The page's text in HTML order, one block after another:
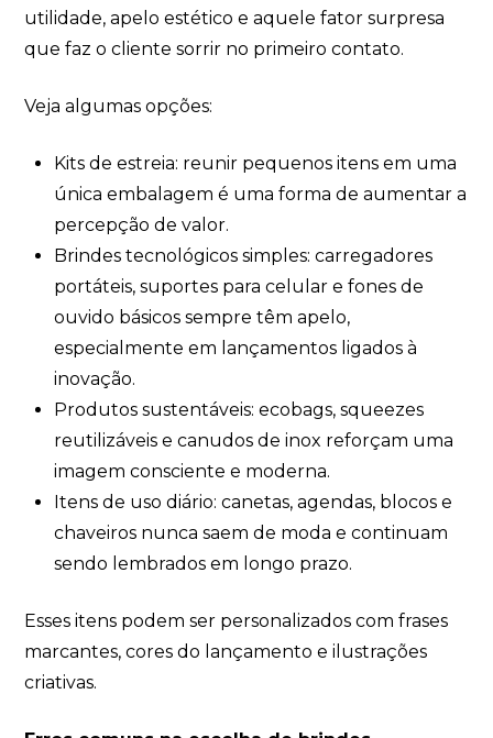
utilidade, apelo estético e aquele fator surpresa
que faz o cliente sorrir no primeiro contato.
Veja algumas opções:
Kits de estreia: reunir pequenos itens em uma
única embalagem é uma forma de aumentar a
percepção de valor.
Brindes tecnológicos simples: carregadores
portáteis, suportes para celular e fones de
ouvido básicos sempre têm apelo,
especialmente em lançamentos ligados à
inovação.
Produtos sustentáveis: ecobags, squeezes
reutilizáveis e canudos de inox reforçam uma
imagem consciente e moderna.
Itens de uso diário: canetas, agendas, blocos e
chaveiros nunca saem de moda e continuam
sendo lembrados em longo prazo.
Esses itens podem ser personalizados com frases
marcantes, cores do lançamento e ilustrações
criativas.